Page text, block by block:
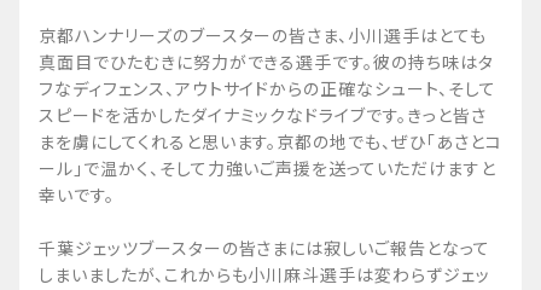
京都ハンナリーズのブースターの皆さま、小川選手はとても
真面目でひたむきに努力ができる選手です。彼の持ち味はタ
フなディフェンス、アウトサイドからの正確なシュート、そして
スピードを活かしたダイナミックなドライブです。きっと皆さ
まを虜にしてくれると思います。京都の地でも、ぜひ「あさとコ
ール」で温かく、そして力強いご声援を送っていただけますと
幸いです。
千葉ジェッツブースターの皆さまには寂しいご報告となって
しまいましたが、これからも小川麻斗選手は変わらずジェッ